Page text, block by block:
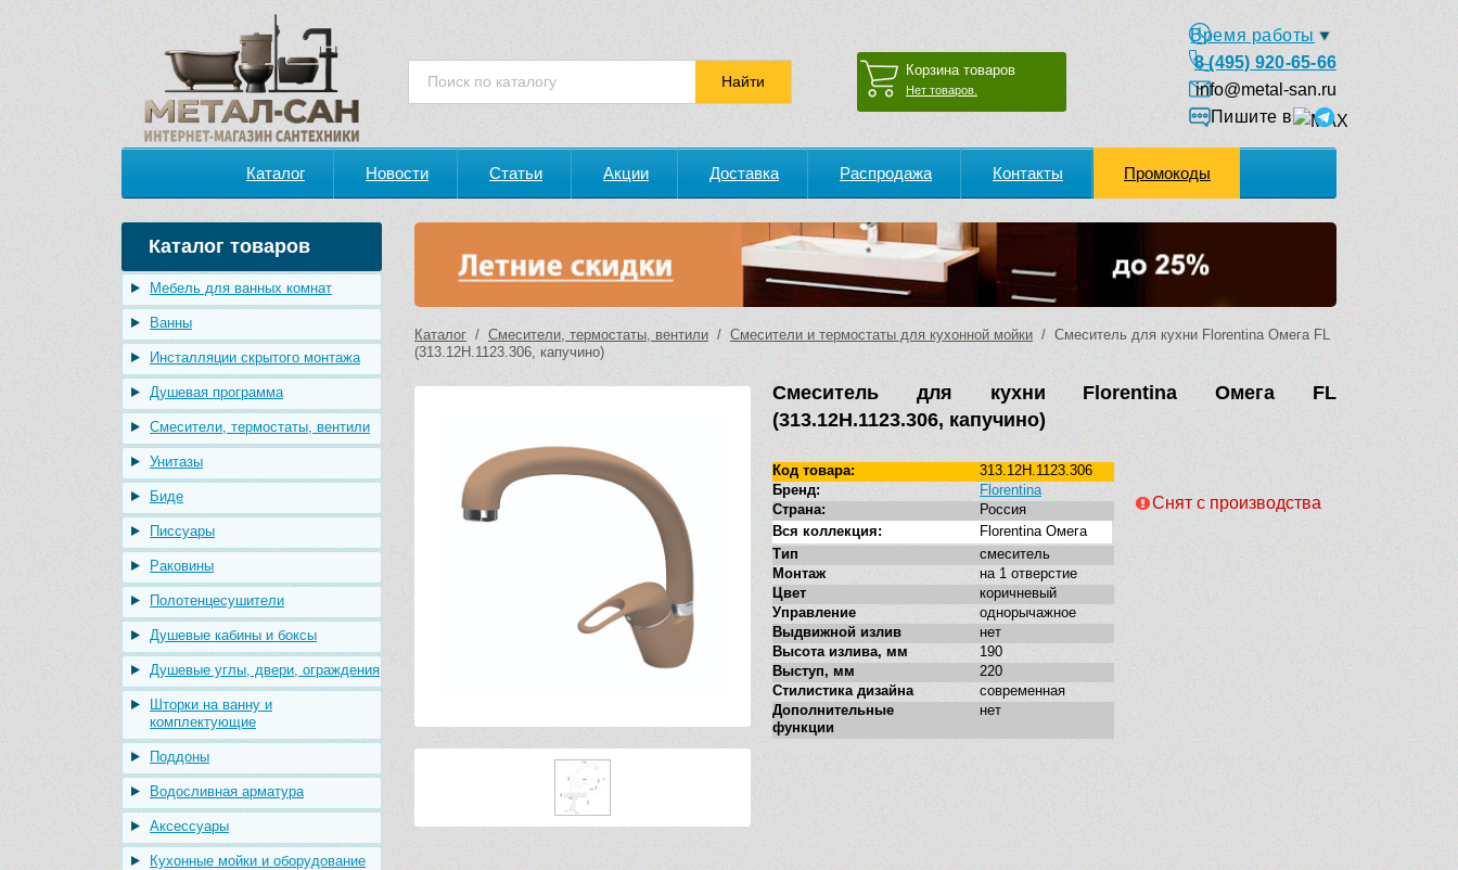
Корзина товаров
Нет товаров.
Время работы
8 (495) 920-65-66
info@metal-san.ru
Пишите в
Каталог Новости Статьи Акции Доставка Распродажа Контакты Промокоды
Каталог товаров
Мебель для ванных комнат
Ванны
Инсталляции скрытого монтажа
Душевая программа
Смесители, термостаты, вентили
Унитазы
Биде
Писсуары
Раковины
Полотенцесушители
Душевые кабины и боксы
Душевые углы, двери, ограждения
Шторки на ванну и
комплектующие
Поддоны
Водосливная арматура
Аксессуары
Кухонные мойки и оборудование
Каталог / Смесители, термостаты, вентили / Смесители и термостаты для кухонной мойки / Смеситель для кухни Florentina Омега FL
(313.12H.1123.306, капучино)
Смеситель для кухни Florentina Омега FL
(313.12H.1123.306, капучино)
Снят с производства
Код товара:
313.12H.1123.306
Бренд:
Florentina
Страна:
Россия
Вся коллекция:
Florentina Омега
Тип
смеситель
Монтаж
на 1 отверстие
Цвет
коричневый
Управление
однорычажное
Выдвижной излив
нет
Высота излива, мм
190
Выступ, мм
220
Стилистика дизайна
современная
Дополнительные
функции
нет